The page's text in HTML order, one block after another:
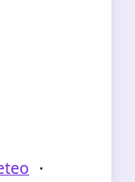
・